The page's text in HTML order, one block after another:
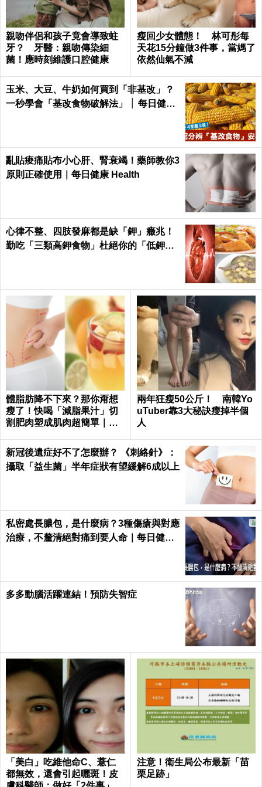
吃宵夜容易胖？專家：養肉、養瘦兩個時
段吃錯差很大！吃對時間肥胖基因一秒關
閉｜每日健康 Health
「咖啡因」殘留Out！盤點5種「自然提神
菌！應時刻維護口腔健康
瘦回少女體態！ 林可彤每
天花15分鐘做3件事，當媽了
依然仙氣不減
玉米、大豆、牛奶如何買到「非基改」？
一秒學會「基改食物破解法」 │ 每日健康
Health
亂貼痠痛貼布小心肝、腎衰竭！藥師教你3
原則正確使用｜每日健康 Health
心律不整、四肢發麻都是缺「鉀」癥兆！
割肥肉塑成肌肉超簡單｜每
日健康 Health
兩年狂瘦50公斤！ 南韓Yo
uTuber靠3大秘訣瘦掉半個
人
新冠後遺症好不了怎麼辦？ 《刺絡針》：
攝取「益生菌」半年症狀有望緩解6成以上
私密處長膿包，是什麼病？3種傷瘡與對應
治療，不釐清絕對痛到要人命｜每日健康
Health